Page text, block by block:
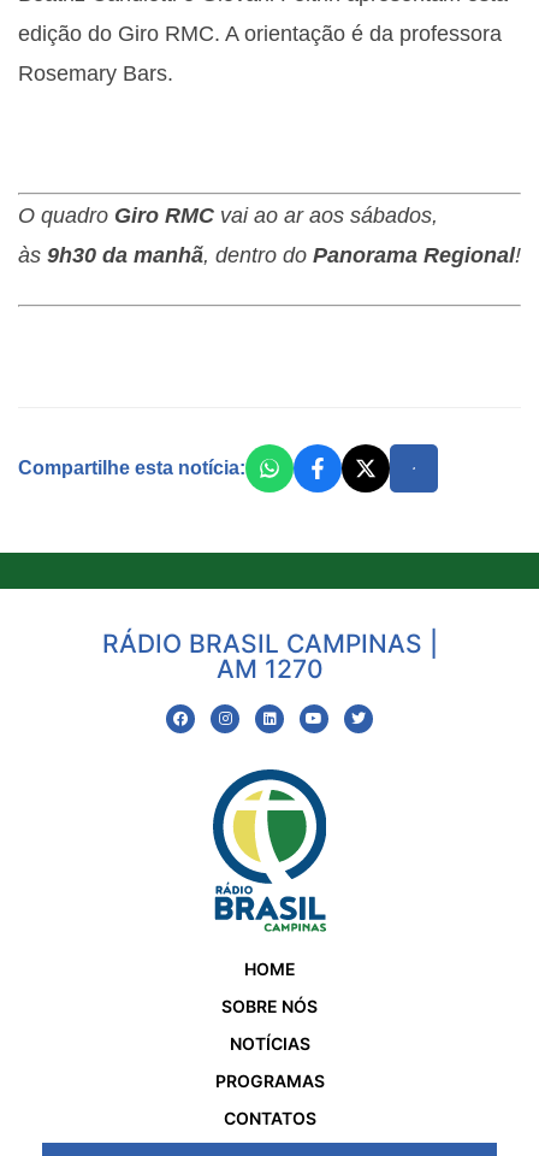
edição do Giro RMC. A orientação é da professora
Rosemary Bars.
O quadro Giro RMC vai ao ar aos sábados,
às 9h30 da manhã, dentro do Panorama Regional!
Compartilhe esta notícia:
RÁDIO BRASIL CAMPINAS |
AM 1270
HOME
SOBRE NÓS
NOTÍCIAS
PROGRAMAS
CONTATOS